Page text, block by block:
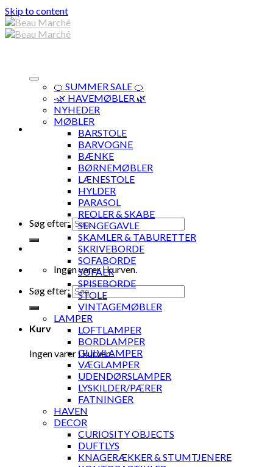
Skip to content
Søg efter:
Ingen varer i kurven.
Søg efter:
Kurv
Ingen varer i kurven.
🍊 SUMMER SALE 🍊
·🌿 HAVEMØBLER 🌿
NYHEDER
MØBLER
BARSTOLE
BARVOGNE
BÆNKE
BØRNEMØBLER
LÆNESTOLE
HYLDER
PARASOL
REOLER & SKABE
SENGEGAVLE
SKAMLER & TABURETTER
SKRIVEBORDE
SOFABORDE
SOFAER
SPISEBORDE
STOLE
VINTAGEMØBLER
LAMPER
LOFTLAMPER
BORDLAMPER
GULVLAMPER
VÆGLAMPER
UDENDØRSLAMPER
LYSKILDER/PÆRER
FATNINGER
HAVEN
DECOR
CURIOSITY OBJECTS
DUFTLYS
KNAGERÆKKER & STUMTJENERE